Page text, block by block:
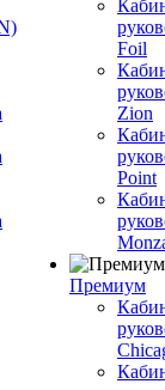
Foil
Zion
Point
Премиум